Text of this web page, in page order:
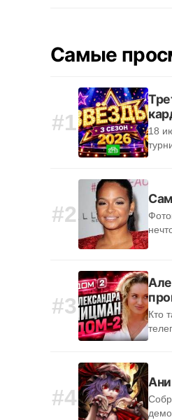
Самые
#1
18
#2
#3
Кто
#4